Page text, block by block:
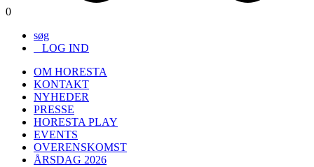
0
søg
LOG IND
OM HORESTA
KONTAKT
NYHEDER
PRESSE
HORESTA PLAY
EVENTS
OVERENSKOMST
ÅRSDAG 2026